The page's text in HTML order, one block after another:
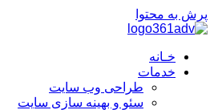
پرش به محتوا
خـانه
خدمات
طراحی وب سایت
سئو و بهینه سازی سایت